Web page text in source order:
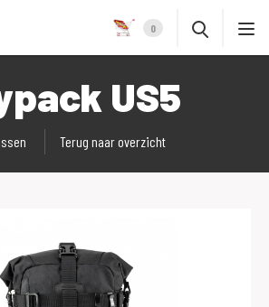
0
US5
Terug naar overzicht